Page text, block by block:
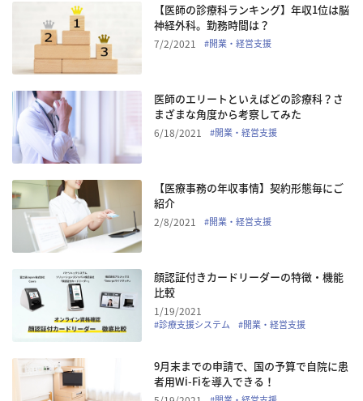
【医師の診療科ランキング】年収1位は脳
神経外科。勤務時間は？
7/2/2021 #開業・経営支援
医師のエリートといえばどの診療科？さ
まざまな角度から考察してみた
6/18/2021 #開業・経営支援
【医療事務の年収事情】契約形態毎にご
紹介
2/8/2021 #開業・経営支援
顔認証付きカードリーダーの特徴・機能
比較
1/19/2021
#診療支援システム #開業・経営支援
9月末までの申請で、国の予算で自院に患
者用Wi-Fiを導入できる！